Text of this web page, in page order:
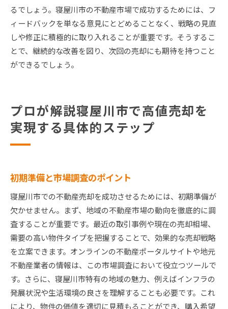
るでしょう。寝屋川市の不動産市場で成功するためには、フ
ィードバックを単なる意見にとどめることなく、戦略の見直
しや修正に積極的に取り入れることが重要です。そうするこ
とで、継続的な改善を図り、次回の売却にも期待を持つこと
ができるでしょう。
プロが解説寝屋川市で高値売却を
実現する具体的ステップ
初期準備と市場調査のポイント
寝屋川市での不動産売却を成功させるためには、初期準備が
欠かせません。まず、地域の不動産市場の動向を徹底的に調
査することが重要です。最近の取引事例や現在の売却相場、
需要の高い物件タイプを把握することで、効果的な売却戦略
を立案できます。オンラインの不動産ポータルサイトや地元
不動産業者の情報は、この市場調査において役立つツールで
す。さらに、寝屋川市特有の地域の魅力、例えばインフラの
発展状況や生活環境の良さを理解することも必要です。これ
により、物件の価値を適切に見積もることができ、購入希望